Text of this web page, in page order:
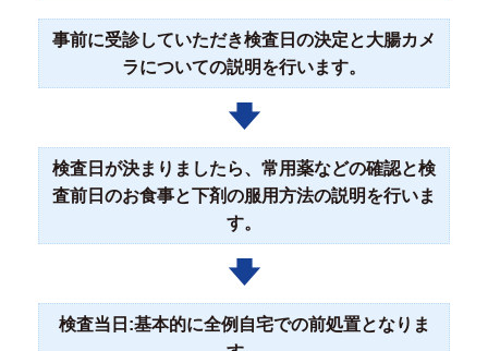
事前に受診していただき検査日の決定と大腸カメ
ラについての説明を行います。
検査日が決まりましたら、常用薬などの確認と検
査前日のお食事と下剤の服用方法の説明を行いま
す。
検査当日:基本的に全例自宅での前処置となりま